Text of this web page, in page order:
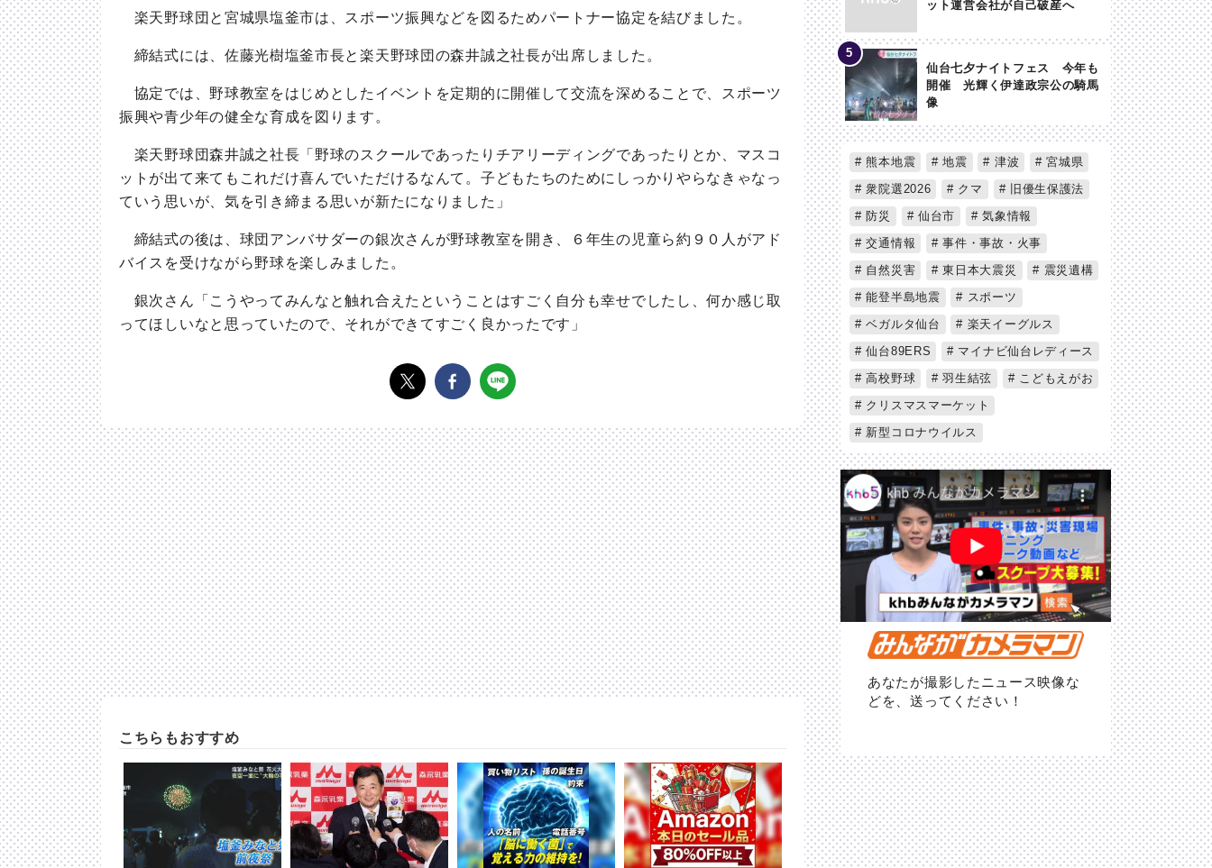
楽天野球団と宮城県塩釜市は、スポーツ振興などを図るためパートナー協定を結びました。
締結式には、佐藤光樹塩釜市長と楽天野球団の森井誠之社長が出席しました。
協定では、野球教室をはじめとしたイベントを定期的に開催して交流を深めることで、スポーツ
振興や青少年の健全な育成を図ります。
楽天野球団森井誠之社長「野球のスクールであったりチアリーディングであったりとか、マスコ
ットが出て来てもこれだけ喜んでいただけるなんて。子どもたちのためにしっかりやらなきゃなっ
ていう思いが、気を引き締まる思いが新たになりました」
締結式の後は、球団アンバサダーの銀次さんが野球教室を開き、６年生の児童ら約９０人がアド
バイスを受けながら野球を楽しみました。
銀次さん「こうやってみんなと触れ合えたということはすごく自分も幸せでしたし、何か感じ取
ってほしいなと思っていたので、それができてすごく良かったです」
こちらもおすすめ
ット運営会社が自己破産へ
仙台七夕ナイトフェス 今年も
開催 光輝く伊達政宗公の騎馬
像
熊本地震 地震 津波
宮城県
衆院選2026
クマ
旧優生保護法
防災
仙台市
気象情報
交通情報
事件・事故・火事
自然災害
東日本大震災
震災遺構
能登半島地震
スポーツ
ベガルタ仙台
楽天イーグルス
仙台89ERS
マイナビ仙台レディース
高校野球
羽生結弦
こどもえがお
クリスマスマーケット
新型コロナウイルス
あなたが撮影したニュース映像な
どを、送ってください！